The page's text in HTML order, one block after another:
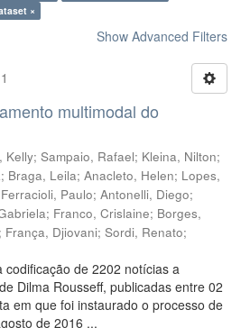
×
Show Advanced Filters
multimodal do
Kelly; Sampaio, Rafael; Kleina, Nilton;
; Braga, Leila; Anacleto, Helen; Lopes,
Ferracioli, Paulo; Antonelli, Diego;
; Franco, Crislaine; Borges,
; França, Djiovani; Sordi, Renato;
codificação de 2202 notícias a
Dilma Rousseff, publicadas entre 02
em que foi instaurado o processo de
de 2016 ...